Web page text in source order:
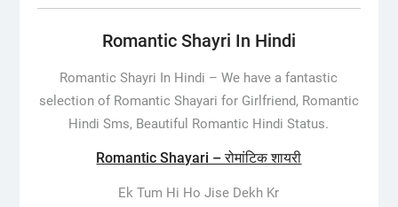
Romantic Shayri In Hindi
Romantic Shayri In Hindi –We have a fantastic
selection of Romantic Shayari for Girlfriend, Romantic
Hindi Sms, Beautiful Romantic Hindi Status.
Romantic Shayari – रोमांटिक शायरी
Ek Tum Hi Ho Jise Dekh Kr